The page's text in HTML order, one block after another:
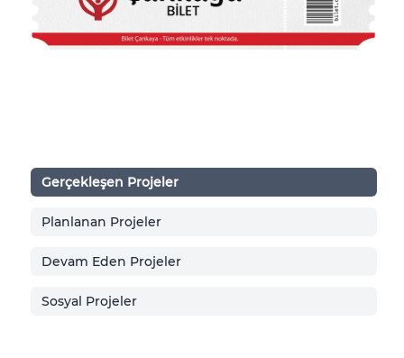
Gerçekleşen Projeler
Planlanan Projeler
Devam Eden Projeler
Sosyal Projeler